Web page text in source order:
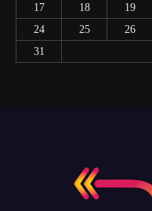
17
18 19
24
25 26
31